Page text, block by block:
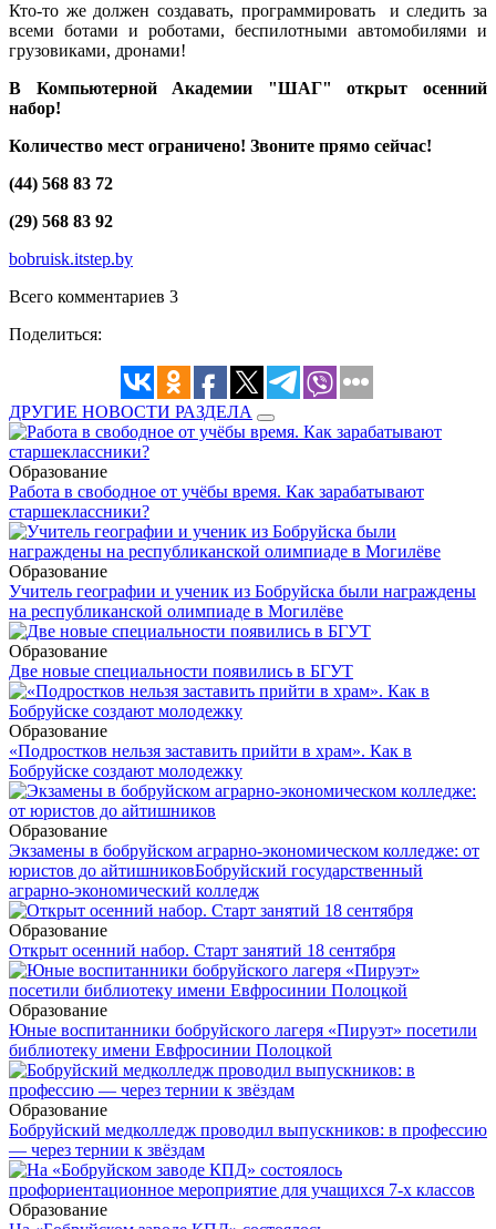
Кто-то же должен создавать, программировать и следить за
всеми ботами и роботами, беспилотными автомобилями и
грузовиками, дронами!
В Компьютерной Академии "ШАГ" открыт осенний
набор!
Количество мест ограничено! Звоните прямо сейчас!
(44) 568 83 72
(29) 568 83 92
bobruisk.itstep.by
Всего комментариев 3
Поделиться:
ДРУГИЕ НОВОСТИ РАЗДЕЛА
Образование
Работа в свободное от учёбы время. Как зарабатывают
старшеклассники?
Образование
Учитель географии и ученик из Бобруйска были награждены
на республиканской олимпиаде в Могилёве
Образование
Две новые специальности появились в БГУТ
Образование
«Подростков нельзя заставить прийти в храм». Как в
Бобруйске создают молодежку
Образование
Экзамены в бобруйском аграрно-экономическом колледже: от
юристов до айтишниковБобруйский государственный
аграрно-экономический колледж
Образование
Открыт осенний набор. Старт занятий 18 сентября
Образование
Юные воспитанники бобруйского лагеря «Пируэт» посетили
библиотеку имени Евфросинии Полоцкой
Образование
Бобруйский медколледж проводил выпускников: в профессию
— через тернии к звёздам
Образование